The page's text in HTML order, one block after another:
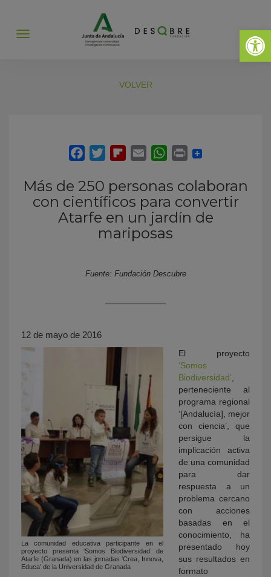
Abrir
Abrir
VOLVER
Más de 250 personas colaboran
con científicos para convertir
Atarfe en un jardín de
mariposas
Fuente: Fundación Descubre
12 de mayo de 2016
La comunidad educativa participante en el
proyecto presenta ‘Somos Biodiversidad’ de
Atarfe (Granada) en las jornadas ‘Crea, Innova,
Educa’ de la Universidad de Granada
El proyecto
‘Somos
Biodiversidad’
perteneciente al
programa regional
‘[Andalucía], mejor
con ciencia’, que
persigue la
implicación activa
de una comunidad
para dar
respuesta a un
problema cercano
con acciones
basadas en el
conocimiento, ha
presentado hoy
sus resultados en
formato